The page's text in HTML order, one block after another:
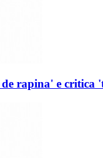
rapina' e critica